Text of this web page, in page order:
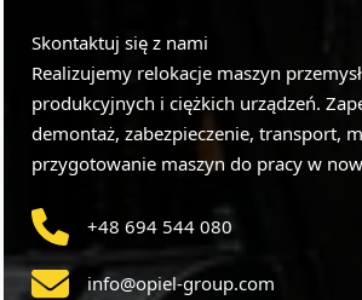
Skontaktuj się z nami
Realizujemy relokacje maszyn
produkcyjnych i ciężkich urządzeń.
demontaż, zabezpieczenie, transport,
przygotowanie maszyn do pracy w
+48 694 544 080
info@opiel-group.com